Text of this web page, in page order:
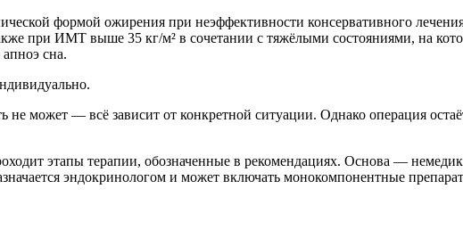
формой ожирения при неэффективности консервативного
при ИМТ выше 35 кг/м² в сочетании с тяжёлыми состояниями, на
сна.
не может — всё зависит от конкретной ситуации. Однако операция
этапы терапии, обозначенные в рекомендациях. Основа —
эндокринологом и может включать монокомпонентные